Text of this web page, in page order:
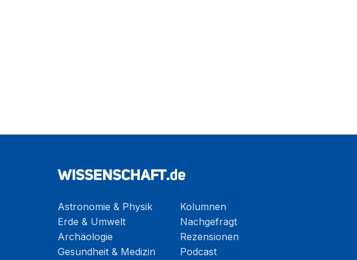
Astronomie & Physik
Erde & Umwelt
Archäologie
Gesundheit & Medizin
Kolumnen
Nachgefragt
Rezensionen
Podcast